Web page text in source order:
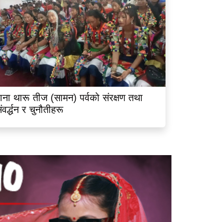
थारू तीज (सामन) पर्वको संरक्षण तथा
र चुनौतीहरू